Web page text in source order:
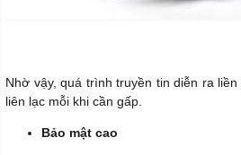
Nhờ vậy, quá trình truyền tin diễn ra
liên lạc mỗi khi cần gấp.
Bảo mật cao